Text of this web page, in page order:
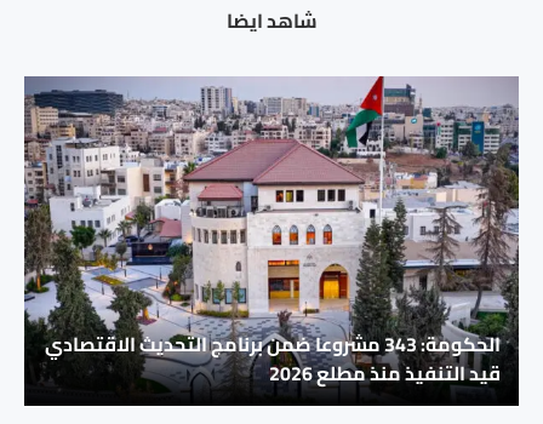
شاهد ايضا
الحكومة: 343 مشروعا ضمن برنامج التحديث الاقتصادي
قيد التنفيذ منذ مطلع 2026